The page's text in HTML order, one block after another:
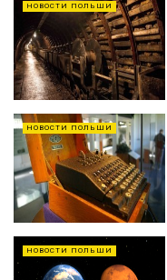
НОВОСТИ ПОЛЬШИ
НОВОСТИ ПОЛЬШИ
НОВОСТИ ПОЛЬШИ